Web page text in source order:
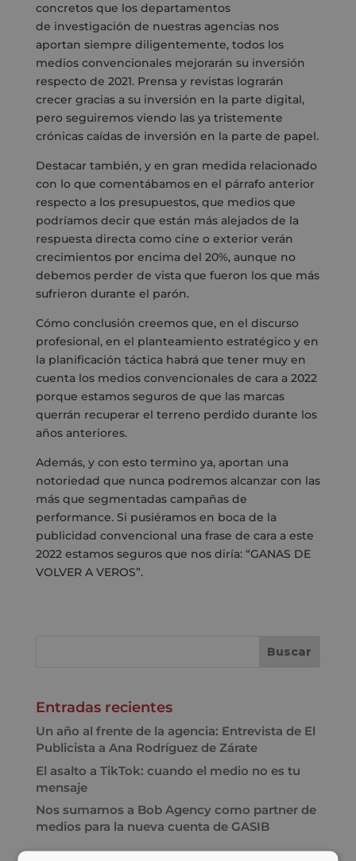
concretos que los departamentos
de investigación de nuestras agencias nos
aportan siempre diligentemente, todos los
medios convencionales mejorarán su inversión
respecto de 2021. Prensa y revistas lograrán
crecer gracias a su inversión en la parte digital,
pero seguiremos viendo las ya tristemente
crónicas caídas de inversión en la parte de papel.
Destacar también, y en gran medida relacionado
con lo que comentábamos en el párrafo anterior
respecto a los presupuestos, que medios que
podríamos decir que están más alejados de la
respuesta directa como cine o exterior verán
crecimientos por encima del 20%, aunque no
debemos perder de vista que fueron los que más
sufrieron durante el parón.
Cómo conclusión creemos que, en el discurso
profesional, en el planteamiento estratégico y en
la planificación táctica habrá que tener muy en
cuenta los medios convencionales de cara a 2022
porque estamos seguros de que las marcas
querrán recuperar el terreno perdido durante los
años anteriores.
Además, y con esto termino ya, aportan una
notoriedad que nunca podremos alcanzar con las
más que segmentadas campañas de
performance. Si pusiéramos en boca de la
publicidad convencional una frase de cara a este
2022 estamos seguros que nos diría: “GANAS DE
VOLVER A VEROS”.
Entradas recientes
Un año al frente de la agencia: Entrevista de El
Publicista a Ana Rodríguez de Zárate
El asalto a TikTok: cuando el medio no es tu
mensaje
Nos sumamos a Bob Agency como partner de
medios para la nueva cuenta de GASIB